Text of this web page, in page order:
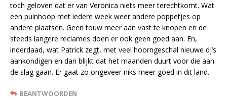
toch geloven dat er van Veronica niets meer terechtkomt. Wat
een puinhoop met iedere week weer andere poppetjes op
andere plaatsen. Geen touw meer aan vast te knopen en de
steeds langere reclames doen er ook geen goed aan. En,
inderdaad, wat Patrick zegt, met veel hoorngeschal nieuwe dj’s
aankondigen en dan blijkt dat het maanden duurt voor die aan
de slag gaan. Er gaat zo ongeveer niks meer goed in dit land.
BEANTWOORDEN